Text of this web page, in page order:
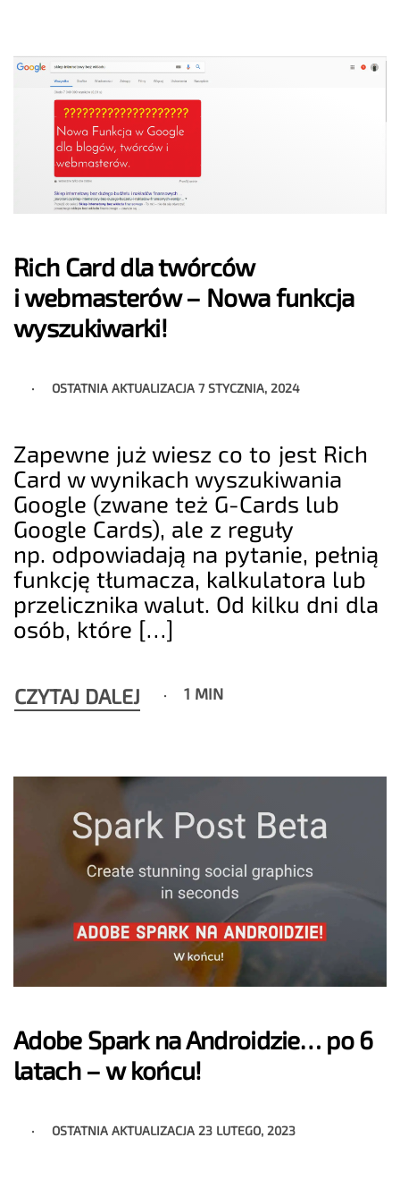
Rich Card dla twórców
i webmasterów – Nowa funkcja
wyszukiwarki!
OSTATNIA AKTUALIZACJA7 STYCZNIA, 2024
Zapewne już wiesz co to jest Rich
Card w wynikach wyszukiwania
Google (zwane też G-Cards lub
Google Cards), ale z reguły
np. odpowiadają na pytanie, pełnią
funkcję tłumacza, kalkulatora lub
przelicznika walut. Od kilku dni dla
osób, które […]
CZYTAJ DALEJ 1 MIN
Adobe Spark na Androidzie… po 6
latach – w końcu!
OSTATNIA AKTUALIZACJA 23 LUTEGO, 2023